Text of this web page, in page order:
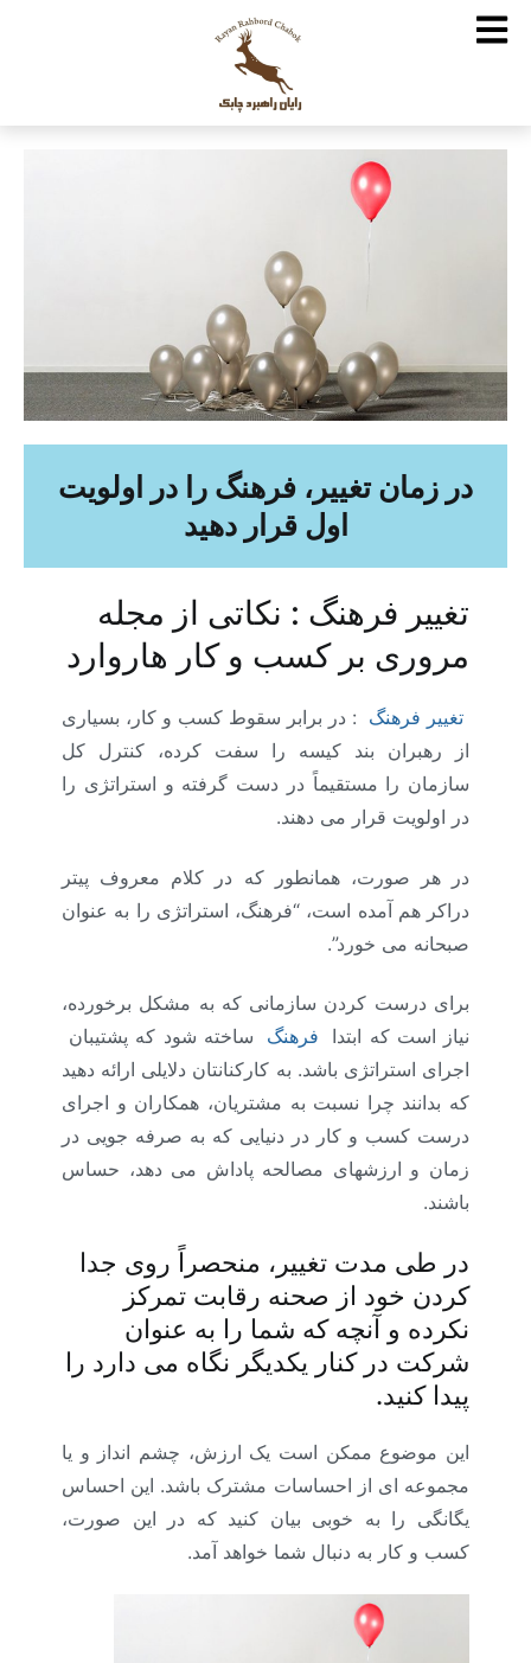
در زمان تغییر، فرهنگ را در اولویت
اول قرار دهید
تغییر فرهنگ : نکاتی از مجله
مروری بر کسب و کار هاروارد
تغییر فرهنگ : در برابر سقوط کسب و کار، بسیاری
از رهبران بند کیسه را سفت کرده، کنترل کل
سازمان را مستقیماً در دست گرفته و استراتژی را
در اولویت قرار می دهند.
در هر صورت، همانطور که در کلام معروف پیتر
دراکر هم آمده است، “فرهنگ، استراتژی را به عنوان
صبحانه می خورد”.
برای درست کردن سازمانی که به مشکل برخورده،
نیاز است که ابتدا
فرهنگ
ساخته شود که پشتیبان
اجرای استراتژی باشد. به کارکنانتان دلایلی ارائه دهید
که بدانند چرا نسبت به مشتریان، همکاران و اجرای
درست کسب و کار در دنیایی که به صرفه جویی در
زمان و ارزشهای مصالحه پاداش می دهد، حساس
باشند.
در طی مدت تغییر، منحصراً روی جدا
کردن خود از صحنه رقابت تمرکز
نکرده و آنچه که شما را به عنوان
شرکت در کنار یکدیگر نگاه می دارد را
پیدا کنید.
این موضوع ممکن است یک ارزش، چشم انداز و یا
مجموعه ای از احساسات مشترک باشد. این احساس
یگانگی را به خوبی بیان کنید که در این صورت،
کسب و کار به دنبال شما خواهد آمد.